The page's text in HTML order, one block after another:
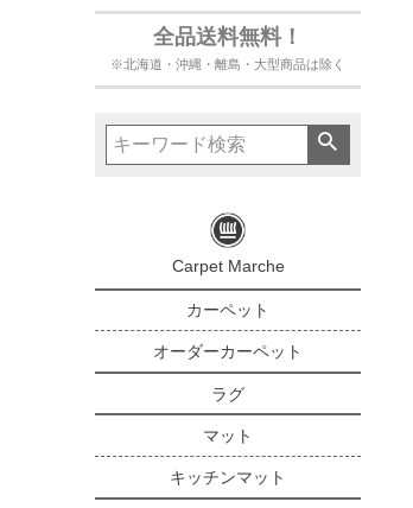
全品送料無料！
※北海道・沖縄・離島・大型商品は除く
Carpet Marche
カーペット
オーダーカーペット
ラグ
マット
キッチンマット